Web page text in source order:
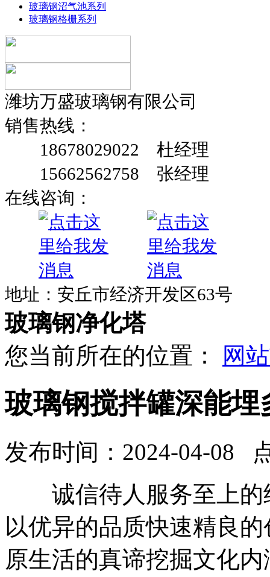
玻璃钢沼气池系列
玻璃钢格栅系列
潍坊万盛玻璃钢有限公司
销售热线：
18678029022 杜经理
15662562758 张经理
在线咨询：
地址：安丘市经济开发区63号
玻璃钢净化塔
您当前所在的位置：
网
玻璃钢搅拌罐深能埋
发布时间：2024-04-08
诚信待人服务至上的
以优异的品质快速精良
原生活的真谛挖掘文化